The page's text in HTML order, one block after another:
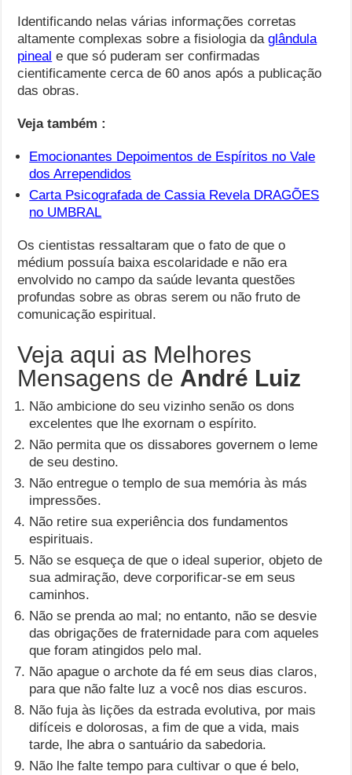
Identificando nelas várias informações corretas
altamente complexas sobre a fisiologia daglândula
pineal e que só puderam ser confirmadas
cientificamente cerca de 60 anos após a publicação
das obras.
Veja também :
Emocionantes Depoimentos de Espíritos no Vale
dos Arrependidos
Carta Psicografada de Cassia Revela DRAGÕES
no UMBRAL
Os cientistas ressaltaram que o fato de que o
médium possuía baixa escolaridade e não era
envolvido no campo da saúde levanta questões
profundas sobre as obras serem ou não fruto de
comunicação espiritual.
Veja aqui as Melhores
Mensagens de André Luiz
Não ambicione do seu vizinho senão os dons
excelentes que lhe exornam o espírito.
Não permita que os dissabores governem o leme
de seu destino.
Não entregue o templo de sua memória às más
impressões.
Não retire sua experiência dos fundamentos
espirituais.
Não se esqueça de que o ideal superior, objeto de
sua admiração, deve corporificar-se em seus
caminhos.
Não se prenda ao mal; no entanto, não se desvie
das obrigações de fraternidade para com aqueles
que foram atingidos pelo mal.
Não apague o archote da fé em seus dias claros,
para que não falte luz a você nos dias escuros.
Não fuja às lições da estrada evolutiva, por mais
difíceis e dolorosas, a fim de que a vida, mais
tarde, lhe abra o santuário da sabedoria.
Não lhe falte tempo para cultivar o que é belo,